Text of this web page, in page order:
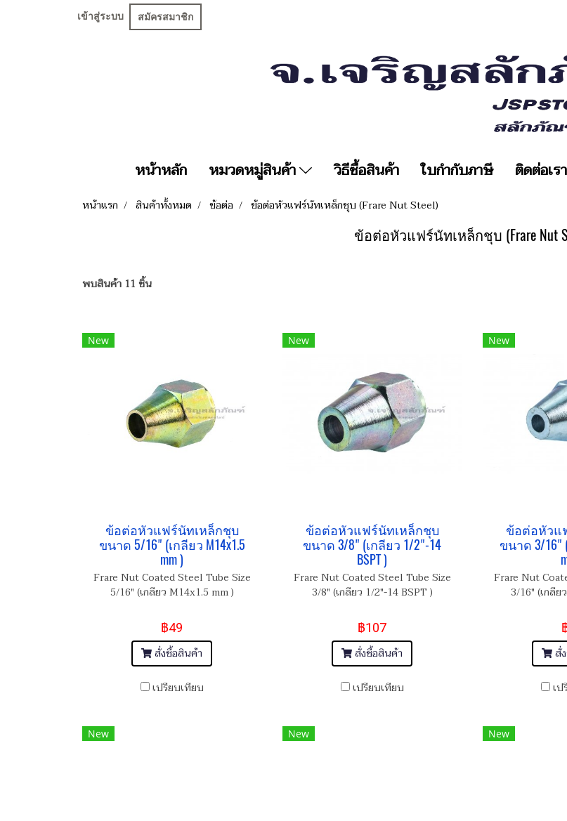
เข้าสู่ระบบ สมัครสมาชิก
หน้าหลัก หมวดหมู่สินค้า วิธีซื้อสินค้า ใบกำกับภาษี ติดต่อเรา
หน้าแรก สินค้าทั้งหมด ข้อต่อ ข้อต่อหัวแฟร์นัทเหล็กชุบ (Frare Nut Steel)
ข้อต่อหัวแฟร์นัทเหล็กชุบ (Frare Nut
พบสินค้า 11 ชิ้น
New
ข้อต่อหัวแฟร์นัทเหล็กชุบ
ขนาด 5/16" (เกลียว M14x1.5
mm )
Frare Nut Coated Steel Tube Size
5/16" (เกลียว M14x1.5 mm )
฿49
สั่งซื้อสินค้า
เปรียบเทียบ
New
ข้อต่อหัวแฟร์นัทเหล็กชุบ
ขนาด 3/8" (เกลียว 1/2"-14
BSPT )
Frare Nut Coated Steel Tube Size
3/8" (เกลียว 1/2"-14 BSPT )
฿107
สั่งซื้อสินค้า
เปรียบเทียบ
New
ข้อต่อหัวแ
ขนาด 3/16"
Frare Nut
3/16" (เกลีย
สั่
เป
New New New